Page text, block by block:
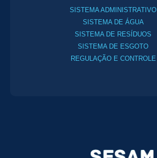
SISTEMA ADMINISTRATIVO
SISTEMA DE ÁGUA
SISTEMA DE RESÍDUOS
SISTEMA DE ESGOTO
REGULAÇÃO E CONTROLE